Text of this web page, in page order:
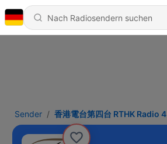
Sender 香港電台第四台 RTHK Radio 4